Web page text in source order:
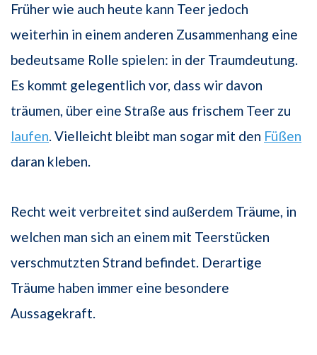
Früher wie auch heute kann Teer jedoch
weiterhin in einem anderen Zusammenhang eine
bedeutsame Rolle spielen: in der Traumdeutung.
Es kommt gelegentlich vor, dass wir davon
träumen, über eine Straße aus frischem Teer zu
laufen. Vielleicht bleibt man sogar mit den Füßen
daran kleben.
Recht weit verbreitet sind außerdem Träume, in
welchen man sich an einem mit Teerstücken
verschmutzten Strand befindet. Derartige
Träume haben immer eine besondere
Aussagekraft.